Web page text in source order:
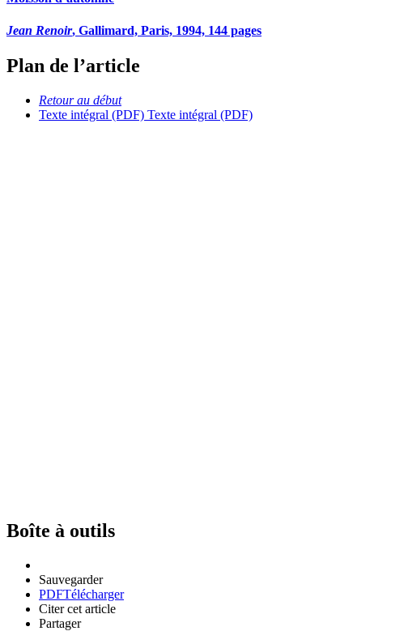
Jean Renoir, Gallimard, Paris, 1994, 144 pages
Plan de l’article
Retour au début
Texte intégral (PDF) Texte intégral (PDF)
Boîte à outils
Sauvegarder
PDFTélécharger
Citer cet article
Partager